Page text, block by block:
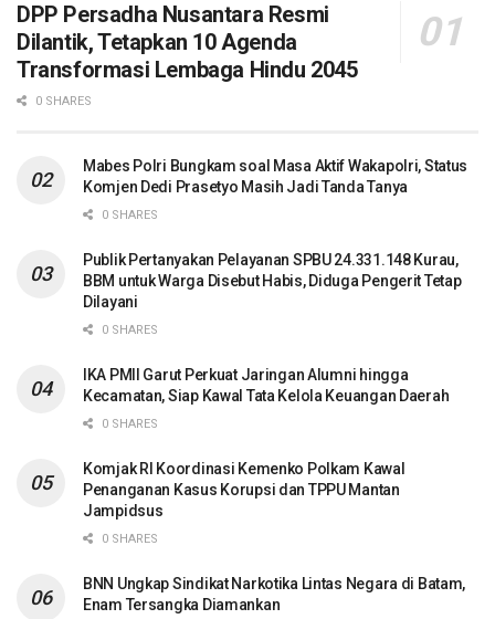
DPP Persadha Nusantara Resmi
Dilantik, Tetapkan 10 Agenda
Transformasi Lembaga Hindu 2045
0 SHARES
Mabes Polri Bungkam soal Masa Aktif Wakapolri, Status
Komjen Dedi Prasetyo Masih Jadi Tanda Tanya
0 SHARES
Publik Pertanyakan Pelayanan SPBU 24.331.148 Kurau,
BBM untuk Warga Disebut Habis, Diduga Pengerit Tetap
Dilayani
0 SHARES
IKA PMII Garut Perkuat Jaringan Alumni hingga
Kecamatan, Siap Kawal Tata Kelola Keuangan Daerah
0 SHARES
Komjak RI Koordinasi Kemenko Polkam Kawal
Penanganan Kasus Korupsi dan TPPU Mantan
Jampidsus
0 SHARES
BNN Ungkap Sindikat Narkotika Lintas Negara di Batam,
Enam Tersangka Diamankan